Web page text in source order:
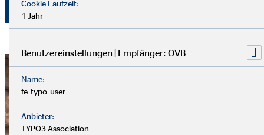
Jetzt absenden
Cookie Laufzeit:
1 Jahr
Benutzereinstellungen | Empfänger: OVB
Name:
fe_typo_user
Anbieter:
TYPO3 Association